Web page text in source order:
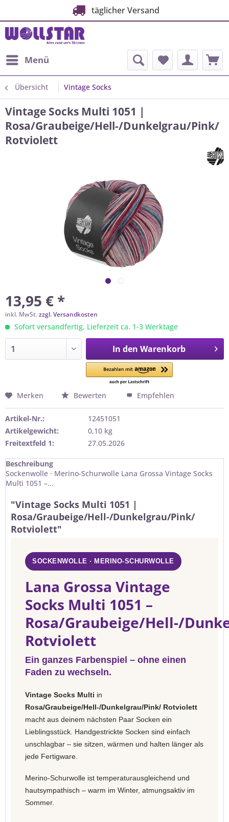
täglicher Versand
Menü
Übersicht Vintage Socks
Vintage Socks Multi 1051 |
Rosa/Graubeige/Hell-/Dunkelgrau/Pink/
Rotviolett
13,95 € *
inkl. MwSt.zzgl. Versandkosten
Sofort versandfertig, Lieferzeit ca. 1-3 Werktage
In den Warenkorb
Merken Bewerten Empfehlen
Artikel-Nr.:
12451051
Artikelgewicht:
0,10 kg
Freitextfeld 1:
27.05.2026
Beschreibung
Sockenwolle · Merino-Schurwolle Lana Grossa Vintage Socks
Multi 1051 –...
"Vintage Socks Multi 1051 |
Rosa/Graubeige/Hell-/Dunkelgrau/Pink/
Rotviolett"
SOCKENWOLLE · MERINO-SCHURWOLLE
Lana Grossa Vintage
Socks Multi 1051 –
Rosa/Graubeige/Hell-/
Rotviolett
Ein ganzes Farbenspiel – ohne einen
Faden zu wechseln.
Vintage Socks Multi in
Rosa/Graubeige/Hell-/Dunkelgrau/Pink/ Rotviolett
macht aus deinem nächsten Paar Socken ein
Lieblingsstück. Handgestrickte Socken sind einfach
unschlagbar – sie sitzen, wärmen und halten länger als
jede Fertigware.
Merino-Schurwolle ist temperaturausgleichend und
hautsympathisch – warm im Winter, atmungsaktiv im
Sommer.